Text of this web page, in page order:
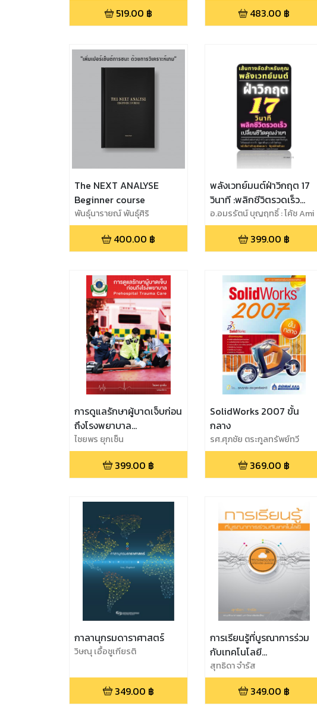
519.00 ฿
ศาสตราจารย์ ดร. วิภาวรรณ
ตั้งนิพนธ์,3. รองศาสตราจารย์
ดร. สุจิรา มุกดา,5. ผู้ช่วย
ศาสตราจารย์ ดร. สุคนธา งาม
ประมวญ,6. อาจารย์ ดร. ชุติกร
นพรัตน์,7. อาจารย์ ดร. จิราพร
ปานมณี,8. นางสาว จิตราภา
ภิญโญมหากุล
483.00 ฿
The NEXT ANALYSE
Beginner course
พันธุ์นารายณ์ พันธุ์ศิริ
400.00 ฿
พลังเวทย์มนต์ฝ่าวิกฤต 17
วินาที :พลิกชีวิตรวดเร็ว
เปลี่ยนชีวิตคุณง่ายๆ :เส้น
ทางลัดสำหรับคุณ
อ.อมรรัตน์ บุญฤทธิ์ : โค้ช Ami
Lawyer
399.00 ฿
การดูแลรักษาผู้บาดเจ็บก่อน
ถึงโรงพยาบาล
(Prehospital Trauma
Care)
ไชยพร ยุกเซ็น
399.00 ฿
SolidWorks 2007 ขั้น
กลาง
รศ.ศุภชัย ตระกูลทรัพย์ทวี
369.00 ฿
กาลานุกรมดาราศาสตร์
วิษณุ เอื้อชูเกียรติ
349.00 ฿
การเรียนรู้ที่บูรณาการร่วม
กับเทคโนโลยี
(Technology Integrated
Learning) พิมพ์ครั้งที่ 2
สุทธิดา จำรัส
349.00 ฿